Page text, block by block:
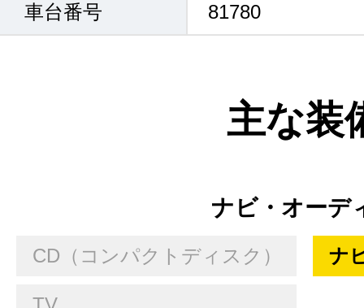
車台番号 81780
主な装
ナビ・オーデ
CD（コンパクトディスク） ナ